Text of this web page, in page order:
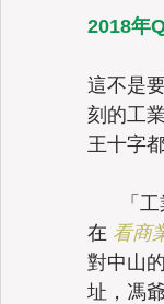
Taiwan
2018年
這不是
刻的工
王十字
在 看商
對中山
址，馮